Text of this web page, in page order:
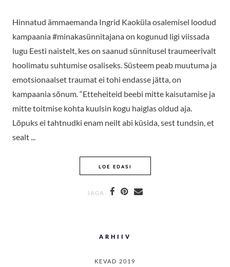
Hinnatud ämmaemanda Ingrid Kaoküla osalemisel loodud
kampaania #minakasünnitajana on kogunud ligi viissada
lugu Eesti naistelt, kes on saanud sünnitusel traumeerivalt
hoolimatu suhtumise osaliseks. Süsteem peab muutuma ja
emotsionaalset traumat ei tohi endasse jätta, on
kampaania sõnum. “Etteheiteid beebi mitte kaisutamise ja
mitte toitmise kohta kuulsin kogu haiglas oldud aja.
Lõpuks ei tahtnudki enam neilt abi küsida, sest tundsin, et
sealt ...
LOE EDASI
JAGA
ARHIIV
KEVAD 2019